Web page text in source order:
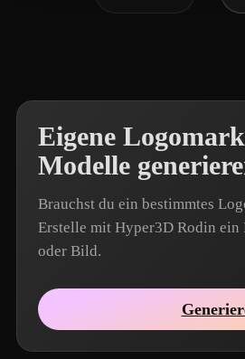
Eigene
Modelle
Brauchst du ein bestimmtes
Erstelle mit Hyper3D Rodin ein
oder Bild.